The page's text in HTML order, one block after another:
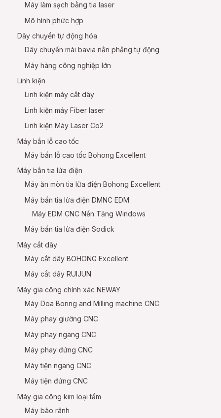
Máy làm sạch bằng tia laser
Mô hình phức hợp
Dây chuyền tự động hóa
Dây chuyền mài bavia nắn phẳng tự động
Máy hàng công nghiệp lớn
Linh kiện
Linh kiện máy cắt dây
Linh kiện máy Fiber laser
Linh kiện Máy Laser Co2
Máy bắn lỗ cao tốc
Máy bắn lỗ cao tốc Bohong Excellent
Máy bắn tia lửa điện
Máy ăn mòn tia lửa điện Bohong Excellent
Máy bắn tia lửa điện DMNC EDM
Máy EDM CNC Nền Tảng Windows
Máy bắn tia lửa điện Sodick
Máy cắt dây
Máy cắt dây BOHONG Excellent
Máy cắt dây RUIJUN
Máy gia công chính xác NEWAY
Máy Doa Boring and Milling machine CNC
Máy phay giường CNC
Máy phay ngang CNC
Máy phay đứng CNC
Máy tiện ngang CNC
Máy tiện đứng CNC
Máy gia công kim loại tấm
Máy bào rãnh